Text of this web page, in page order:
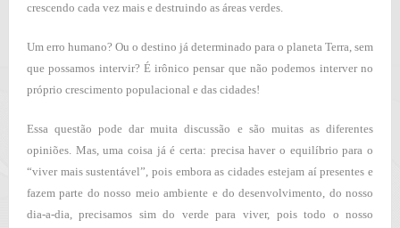
crescendo cada vez mais e destruindo as áreas verdes.
Um erro humano? Ou o destino já determinado para o planeta Terra, sem
que possamos intervir? É irônico pensar que não podemos interver no
próprio crescimento populacional e das cidades!
Essa questão pode dar muita discussão e são muitas as diferentes
opiniões. Mas, uma coisa já é certa: precisa haver o equilíbrio para o
“viver mais sustentável”, pois embora as cidades estejam aí presentes e
fazem parte do nosso meio ambiente e do desenvolvimento, do nosso
dia-a-dia, precisamos sim do verde para viver, pois todo o nosso